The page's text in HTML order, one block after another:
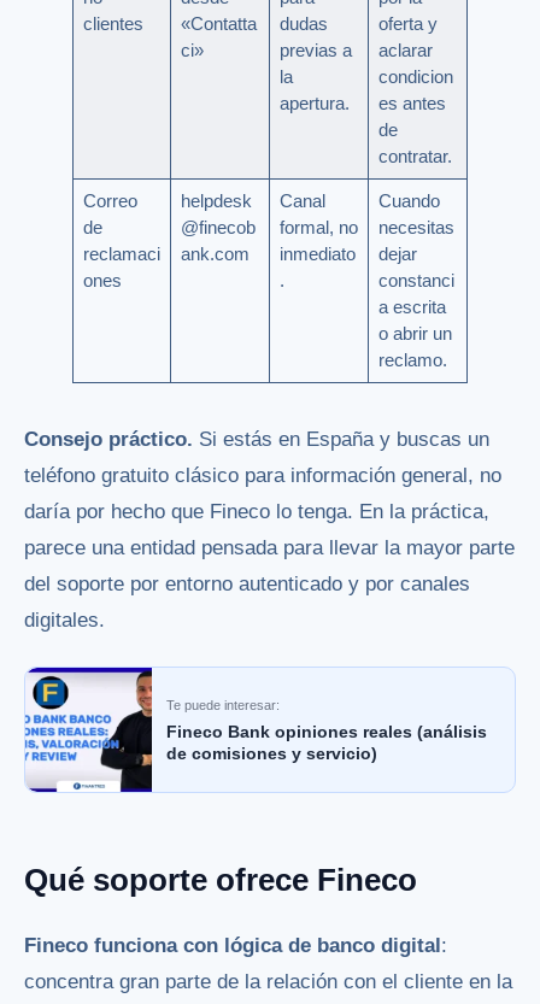
clientes
«Contatta
ci»
dudas
previas a
la
apertura.
oferta y
aclarar
condicion
es antes
de
contratar.
Correo
de
reclamaci
ones
helpdesk
@finecob
ank.com
Canal
formal, no
inmediato
.
Cuando
necesitas
dejar
constanci
a escrita
o abrir un
reclamo.
Consejo práctico. Si estás en España y buscas un
teléfono gratuito clásico para información general, no
daría por hecho que Fineco lo tenga. En la práctica,
parece una entidad pensada para llevar la mayor parte
del soporte por entorno autenticado y por canales
digitales.
Te puede interesar:
Fineco Bank opiniones reales (análisis
de comisiones y servicio)
Qué soporte ofrece Fineco
Fineco funciona con lógica de banco digital:
concentra gran parte de la relación con el cliente en la